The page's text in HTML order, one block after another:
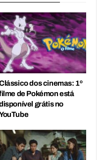
dos cinemas: 1º
de Pokémon está
grátis no